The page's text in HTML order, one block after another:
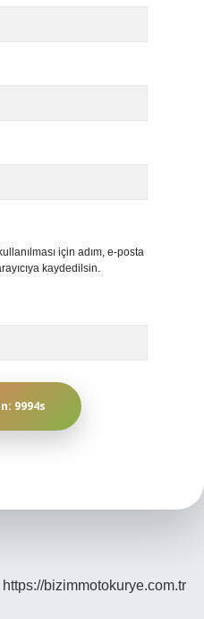
için adım, e-posta
kaydedilsin.
https://bizimmotokurye.com.tr